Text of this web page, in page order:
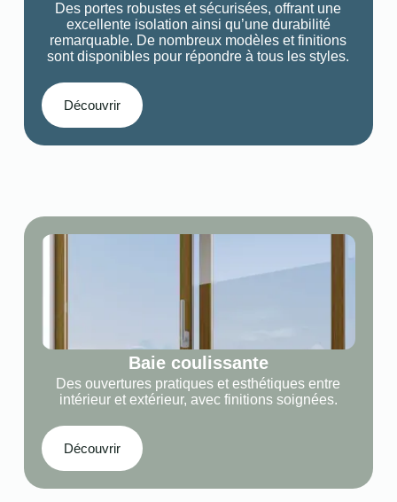
Des portes robustes et sécurisées, offrant une
excellente isolation ainsi qu’une durabilité
remarquable. De nombreux modèles et finitions
sont disponibles pour répondre à tous les styles.
Découvrir
Baie coulissante
Des ouvertures pratiques et esthétiques entre
intérieur et extérieur, avec finitions soignées.
Découvrir